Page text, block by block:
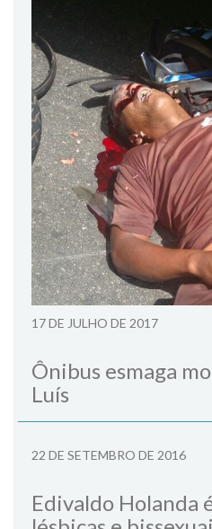
17 DE JULHO DE 2017
Ônibus esmaga
Luís
22 DE SETEMBRO DE 2016
Edivaldo Holanda